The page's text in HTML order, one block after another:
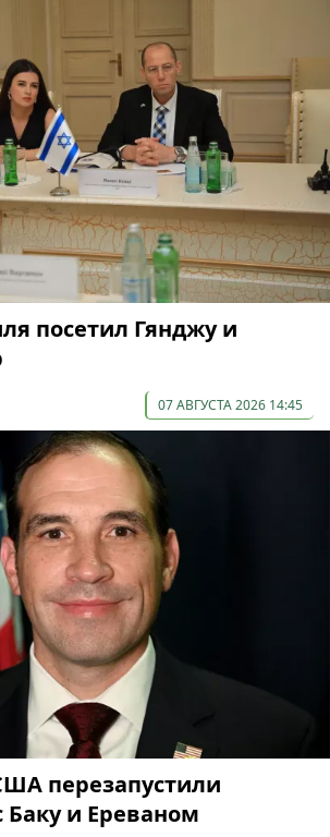
посетил Гянджу и
07 АВГУСТА 2026 14:45
перезапустили
Баку и Ереваном